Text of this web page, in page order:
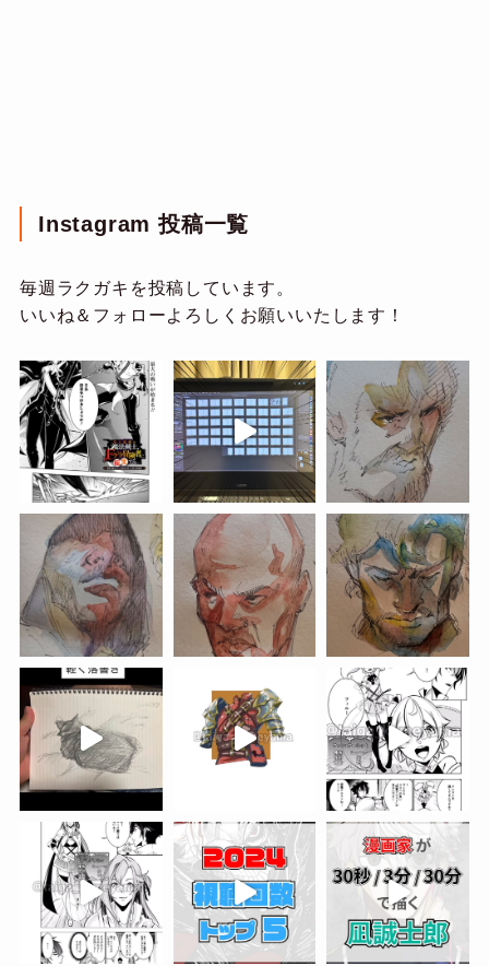
Instagram 投稿一覧
毎週ラクガキを投稿しています。
いいね＆フォローよろしくお願いいたします！